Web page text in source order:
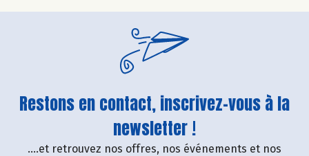
Restons en contact, inscrivez-vous à la
newsletter !
....et retrouvez nos offres, nos événements et nos